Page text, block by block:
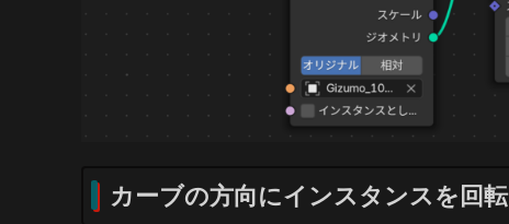
カーブの方向にインスタンスを回転